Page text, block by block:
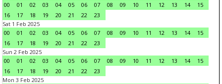
00
01 02 03 04 05 06 07 08 09 10 11 12 13 14
15
16
17 18 19 20 21 22
23
Sat 1 Feb 2025
00
01 02 03 04 05 06 07 08 09 10 11 12 13 14
15
16
17 18 19 20 21 22
23
Sun 2 Feb 2025
00
01 02 03 04 05 06 07 08 09 10 11 12 13 14
15
16
17 18 19 20 21 22
23
Mon 3 Feb 2025